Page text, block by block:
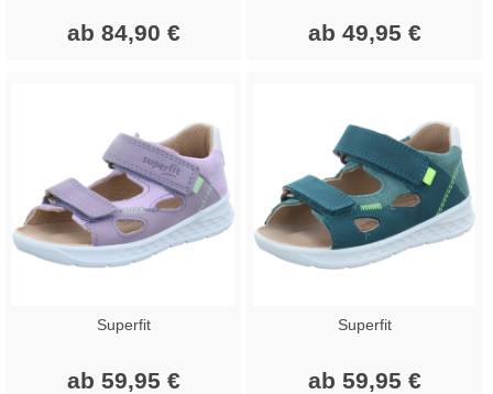
ab 84,90 € ab 49,95 €
Superfit
ab 59,95 €
Superfit
ab 59,95 €